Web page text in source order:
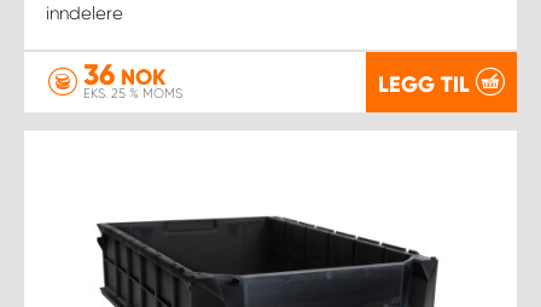
inndelere
36 NOK
EKS. 25 % MOMS LEGG TIL